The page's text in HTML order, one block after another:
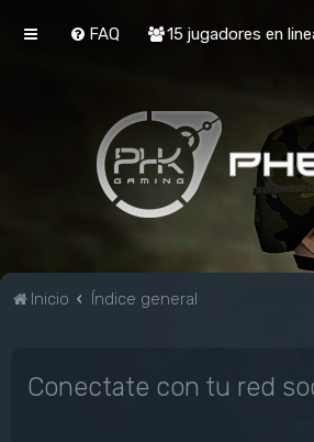
FAQ 15 jugadores en
Inicio Índice general
Conectate con tu red